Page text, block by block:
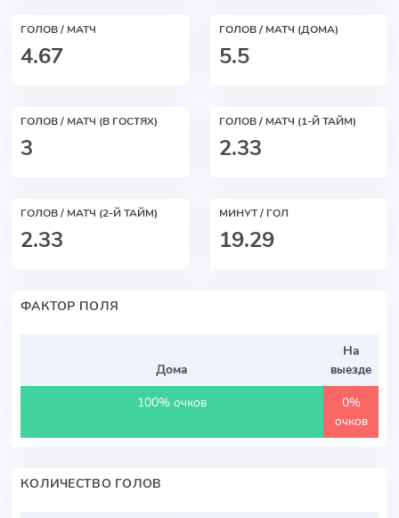
ГОЛОВ / МАТЧ
4.67
ГОЛОВ / МАТЧ (ДОМА)
5.5
ГОЛОВ / МАТЧ (В ГОСТЯХ)
3
ГОЛОВ / МАТЧ (1-Й ТАЙМ)
2.33
ГОЛОВ / МАТЧ (2-Й ТАЙМ)
2.33
МИНУТ / ГОЛ
19.29
ФАКТОР ПОЛЯ
Дома
На
выезде
100% очков
0%
очков
КОЛИЧЕСТВО ГОЛОВ